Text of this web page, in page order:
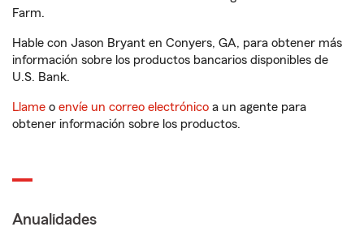
Farm.
Hable con Jason Bryant en Conyers, GA, para obtener más
información sobre los productos bancarios disponibles de
U.S. Bank.
Llame o envíe un correo electrónico a un agente para
obtener información sobre los productos.
Anualidades